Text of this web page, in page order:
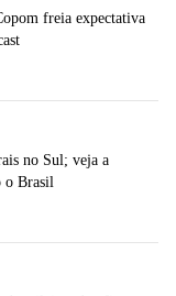
freia expectativa
no Sul; veja a
o Brasil